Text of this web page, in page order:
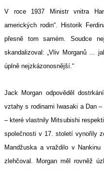
V roce 1937 Ministr vnitra
amerických rodin“. Historik
přesně tom samém. Soudce
skandalizoval: „Vliv Morganů …
úplně nejzkázonosnější.“
Jack Morgan odpověděl
vztahy s rodinami Iwasaki a Dan
– které vlastnily Mitsubishi
společnosti v 17. století vynořily
Mandžuska a vraždilo v
zlehčoval. Morgan měl rovněž